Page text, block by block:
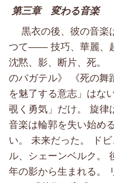
第三章 変わる音楽
黒衣の後、彼の音楽
つて―― 技巧、華麗
沈黙、影、断片、死。
のバガテル》 《死の舞
を魅了する意志」はな
覗く勇気」だけ。 旋律
音楽は輪郭を失い始め
い。 未来だった。 ド
ル、シェーンベルク。
年の影から生まれる。